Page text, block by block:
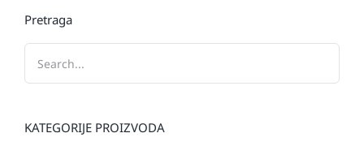
Pretraga
KATEGORIJE PROIZVODA